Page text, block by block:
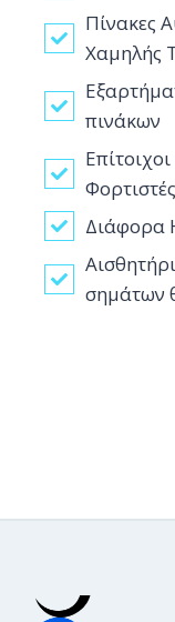
Πίνακες
Χαμηλής
πινάκων
Διάφορα
σημάτων